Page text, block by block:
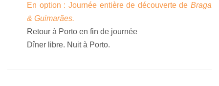
En option : Journée entière de découverte de Braga
& Guimarães.
Retour à Porto en fin de journée
Dîner libre. Nuit à Porto.